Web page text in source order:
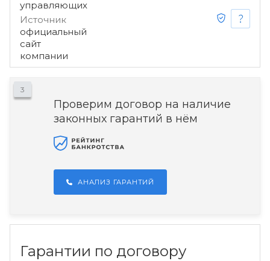
управляющих
Источник
официальный
сайт
компании
3
Проверим договор на наличие
законных гарантий в нём
АНАЛИЗ ГАРАНТИЙ
Гарантии по договору